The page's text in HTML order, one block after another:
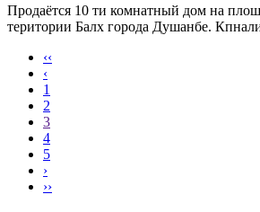
Продаётся 10 ти комнатный дом на
територии Балх города Душанбе.
‹‹
‹
1
2
3
4
5
›
››